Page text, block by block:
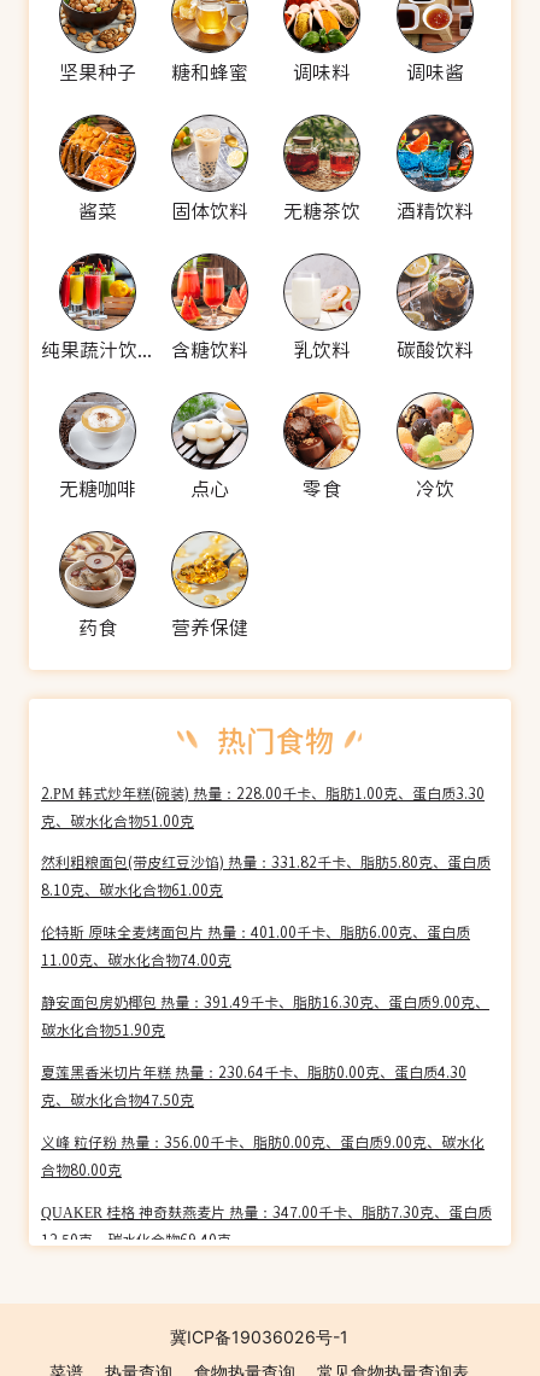
坚果种子 糖和蜂蜜 调味料 调味酱
酱菜 固体饮料 无糖茶饮 酒精饮料
纯果蔬汁饮料 含糖饮料 乳饮料 碳酸饮料
无糖咖啡 点心 零食 冷饮
药食 营养保健
2.PM 韩式炒年糕(碗装) 热量：228.00千卡、脂肪1.00克、蛋白质3.30
克、碳水化合物51.00克
然利粗粮面包(带皮红豆沙馅) 热量：331.82千卡、脂肪5.80克、蛋白质
8.10克、碳水化合物61.00克
伦特斯 原味全麦烤面包片 热量：401.00千卡、脂肪6.00克、蛋白质
11.00克、碳水化合物74.00克
静安面包房奶椰包 热量：391.49千卡、脂肪16.30克、蛋白质9.00克、
碳水化合物51.90克
夏莲黑香米切片年糕 热量：230.64千卡、脂肪0.00克、蛋白质4.30
克、碳水化合物47.50克
义峰 粒仔粉 热量：356.00千卡、脂肪0.00克、蛋白质9.00克、碳水化
合物80.00克
QUAKER 桂格 神奇麸燕麦片 热量：347.00千卡、脂肪7.30克、蛋白质
12.50克、碳水化合物69.40克
蛋白质6.92克、碳水化合物59.23克
草根香园地 红薏仁粉 热量：430.00千卡、脂肪11.21克、蛋白质8.00
冀ICP备19036026号-1